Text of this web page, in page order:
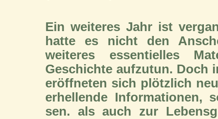
Ein weiteres Jahr ist
hatte es nicht den
weiteres essentielles
Geschichte aufzutun. Doch
eröffneten sich plötzlich
erhellende Informationen,
sen. als auch zur